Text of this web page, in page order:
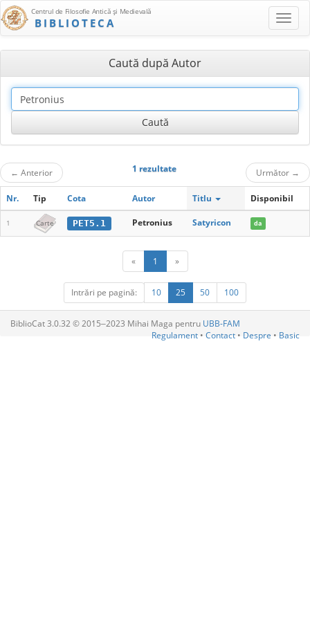
Centrul de Filosofie Antică şi Medievală
BIBLIOTECA
Caută după Autor
← Anterior 1 rezultate Următor →
Nr. Tip Cota Autor Titlu Disponibil
1 Carte PET5.1 Petronius Satyricon da
« 1 »
Intrări pe pagină: 10 25 50 100
BiblioCat 3.0.32 © 2015‒2023 Mihai Maga pentru UBB-FAM
Regulament • Contact • Despre • Basic